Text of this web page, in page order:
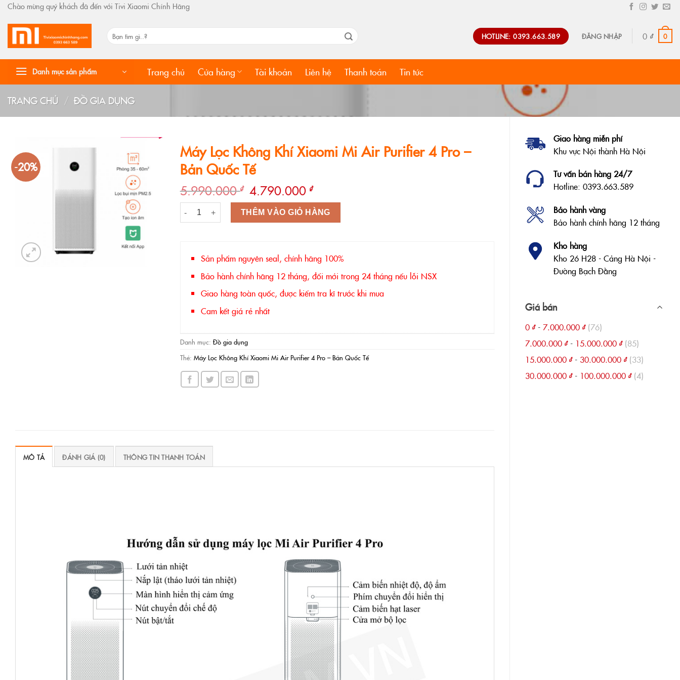
Skip
content
Chào mừng quý khách đã đến với Tivi Xiaomi Chính Hãng
Tìm
kiếm:
HOTLINE: 0393.663.589 ĐĂNG NHẬP 0 ₫ 0
Danh mục sản phẩm Trang chủ Cửa hàng Tài khoản Liên hệ Thanh toán Tin tức
TRANG CHỦ / ĐỒ GIA DỤNG
Giao hàng miễn phí
Khu vực Nội thành Hà Nội
Tư vấn bán hàng 24/7
Hotline: 0393.663.589
Bảo hành vàng
Bảo hành chính hãng 12 tháng
Kho hàng
Kho 26 H28 - Cảng Hà Nội -
Đường Bạch Đằng
Giá bán
0 ₫- 7.000.000 ₫ (76)
7.000.000 ₫- 15.000.000 ₫ (85)
15.000.000 ₫- 30.000.000 ₫ (33)
30.000.000 ₫- 100.000.000 ₫ (4)
-20%
Máy Lọc Không Khí Xiaomi Mi Air Purifier 4 Pro –
Bản Quốc Tế
5.990.000₫ Giá
gốc
là:
5.990.000 ₫.
4.790.000₫Giá
hiện
tại
là:
Máy Lọc Không Khí Xiaomi Mi Air Purifier 4 Pro – Bản Quốc Tế số lượng
THÊM VÀO GIỎ HÀNG
Sản phẩm nguyên seal, chính hãng 100%
Bảo hành chính hãng 12 tháng, đổi mới trong 24 tháng nếu lỗi NSX
Giao hàng toàn quốc, được kiểm tra kĩ trước khi mua
Cam kết giá rẻ nhất
Danh mục: Đồ gia dụng
Thẻ: Máy Lọc Không Khí Xiaomi Mi Air Purifier 4 Pro – Bản Quốc Tế
MÔ TẢ ĐÁNH GIÁ (0) THÔNG TIN THANH TOÁN